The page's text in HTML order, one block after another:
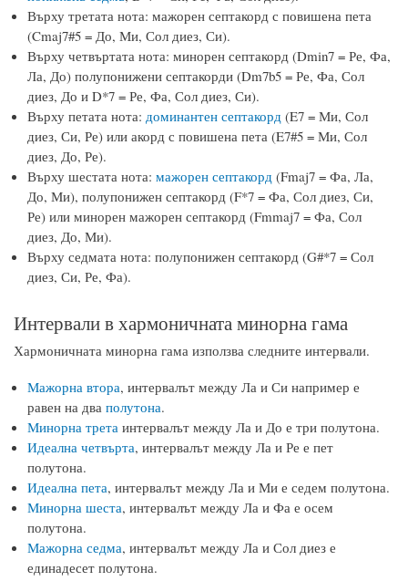
Върху третата нота: мажорен септакорд с повишена пета
(Cmaj7#5 = До, Ми, Сол диез, Си).
Върху четвъртата нота: минорен септакорд (Dmin7 = Ре, Фа,
Ла, До) полупонижени септакорди (Dm7b5 = Ре, Фа, Сол
диез, До и D*7 = Ре, Фа, Сол диез, Си).
Върху петата нота: доминантен септакорд (E7 = Ми, Сол
диез, Си, Ре) или акорд с повишена пета (E7#5 = Ми, Сол
диез, До, Ре).
Върху шестата нота: мажорен септакорд (Fmaj7 = Фа, Ла,
До, Ми), полупонижен септакорд (F*7 = Фа, Сол диез, Си,
Ре) или минорен мажорен септакорд (Fmmaj7 = Фа, Сол
диез, До, Ми).
Върху седмата нота: полупонижен септакорд (G#*7 = Сол
диез, Си, Ре, Фа).
Интервали в хармоничната минорна гама
Хармоничната минорна гама използва следните интервали.
Мажорна втора, интервалът между Ла и Си например е
равен на два полутона.
Минорна трета интервалът между Ла и До е три полутона.
Идеална четвърта, интервалът между Ла и Ре е пет
полутона.
Идеална пета, интервалът между Ла и Ми е седем полутона.
Минорна шеста, интервалът между Ла и Фа е осем
полутона.
Мажорна седма, интервалът между Ла и Сол диез е
единадесет полутона.